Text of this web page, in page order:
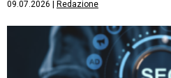
09.07.2026 Redazione